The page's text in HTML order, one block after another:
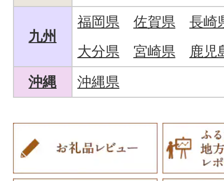
九州
福岡県 佐賀県
長崎
大分県
宮崎県
鹿児
沖縄
沖縄県